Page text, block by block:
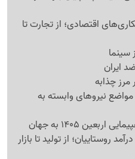
اقتصادی؛ از تجارت تا
ایران
نیروهای وابسته به
1405 به جهان
روستاییان؛ از تولید تا بازار